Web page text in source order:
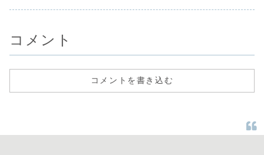
コメント
コメントを書き込む